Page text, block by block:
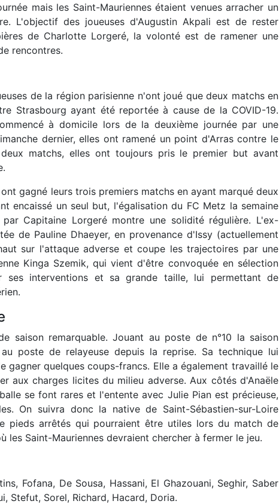
mais les Saint-Mauriennes étaient venues arracher un
L'objectif des joueuses d'Augustin Akpali est de rester
de Charlotte Lorgeré, la volonté est de ramener une
rencontres.
de la région parisienne n'ont joué que deux matchs en
Strasbourg ayant été reportée à cause de la COVID-19.
à domicile lors de la deuxième journée par une
dernier, elles ont ramené un point d'Arras contre le
matchs, elles ont toujours pris le premier but avant
gagné leurs trois premiers matchs en ayant marqué deux
encaissé un seul but, l'égalisation du FC Metz la semaine
Capitaine Lorgeré montre une solidité régulière. L'ex-
de Pauline Dhaeyer, en provenance d'Issy (actuellement
sur l'attaque adverse et coupe les trajectoires par une
Kinga Szemik, qui vient d'être convoquée en sélection
ses interventions et sa grande taille, lui permettant de
saison remarquable. Jouant au poste de n°10 la saison
poste de relayeuse depuis la reprise. Sa technique lui
gagner quelques coups-francs. Elle a également travaillé le
aux charges licites du milieu adverse. Aux côtés d'Anaële
se font rares et l'entente avec Julie Pian est précieuse,
On suivra donc la native de Saint-Sébastien-sur-Loire
pieds arrêtés qui pourraient être utiles lors du match de
les Saint-Mauriennes devraient chercher à fermer le jeu.
Fofana, De Sousa, Hassani, El Ghazouani, Seghir, Saber
Stefut, Sorel, Richard, Hacard, Doria.